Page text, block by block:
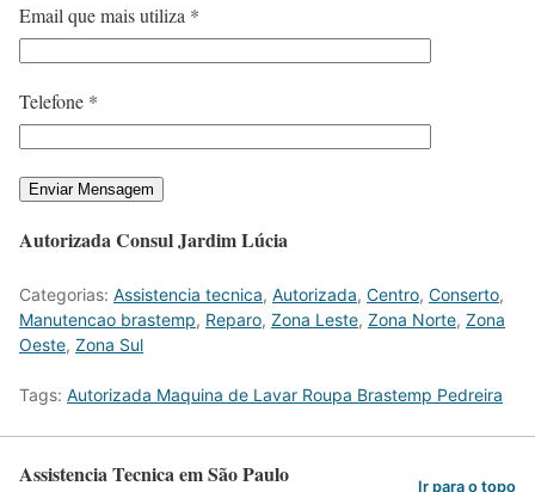
Email que mais utiliza *
Telefone *
Autorizada Consul Jardim Lúcia
Categorias: Assistencia tecnica, Autorizada, Centro, Conserto,
Manutencao brastemp, Reparo, Zona Leste, Zona Norte, Zona
Oeste, Zona Sul
Tags: Autorizada Maquina de Lavar Roupa Brastemp Pedreira
Assistencia Tecnica em São Paulo Ir para o topo